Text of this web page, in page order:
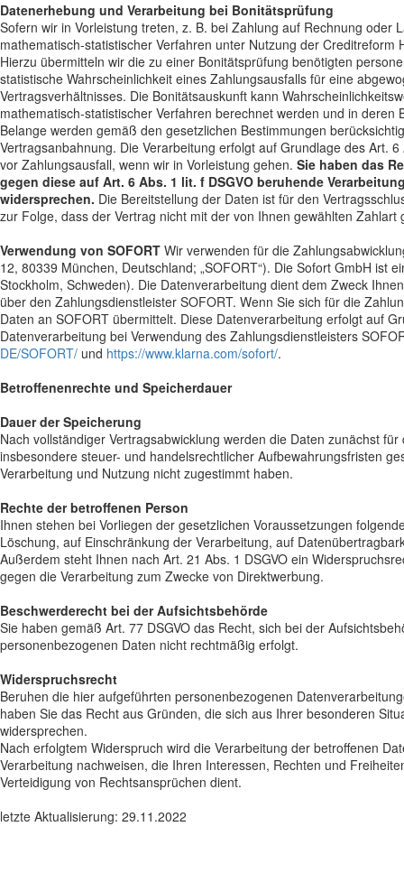
Datenerhebung und Verarbeitung bei Bonitätsprüfung
Sofern wir in Vorleistung treten, z. B. bei Zahlung auf Rechnung
mathematisch-statistischer Verfahren unter Nutzung der
Hierzu übermitteln wir die zu einer Bonitätsprüfung benötigten
statistische Wahrscheinlichkeit eines Zahlungsausfalls für eine
Vertragsverhältnisses. Die Bonitätsauskunft kann
mathematisch-statistischer Verfahren berechnet werden und in
Belange werden gemäß den gesetzlichen Bestimmungen
Vertragsanbahnung. Die Verarbeitung erfolgt auf Grundlage des Art.
vor Zahlungsausfall, wenn wir in Vorleistung gehen. Sie haben das
gegen diese auf Art. 6 Abs. 1 lit. f DSGVO beruhende
widersprechen. Die Bereitstellung der Daten ist für den
zur Folge, dass der Vertrag nicht mit der von Ihnen gewählten Zahlart
Verwendung von SOFORT Wir verwenden für die
12, 80339 München, Deutschland; „SOFORT“). Die Sofort GmbH ist
Stockholm, Schweden). Die Datenverarbeitung dient dem Zweck
über den Zahlungsdienstleister SOFORT. Wenn Sie sich für die
Daten an SOFORT übermittelt. Diese Datenverarbeitung erfolgt auf
Datenverarbeitung bei Verwendung des Zahlungsdienstleisters
DE/SOFORT/ und https://www.klarna.com/sofort/.
Betroffenenrechte und Speicherdauer
Dauer der Speicherung
Nach vollständiger Vertragsabwicklung werden die Daten zunächst
insbesondere steuer- und handelsrechtlicher Aufbewahrungsfristen
Verarbeitung und Nutzung nicht zugestimmt haben.
Rechte der betroffenen Person
Ihnen stehen bei Vorliegen der gesetzlichen Voraussetzungen
Löschung, auf Einschränkung der Verarbeitung, auf
Außerdem steht Ihnen nach Art. 21 Abs. 1 DSGVO ein
gegen die Verarbeitung zum Zwecke von Direktwerbung.
Beschwerderecht bei der Aufsichtsbehörde
Sie haben gemäß Art. 77 DSGVO das Recht, sich bei der
personenbezogenen Daten nicht rechtmäßig erfolgt.
Widerspruchsrecht
Beruhen die hier aufgeführten personenbezogenen
haben Sie das Recht aus Gründen, die sich aus Ihrer besonderen
widersprechen.
Nach erfolgtem Widerspruch wird die Verarbeitung der betroffenen
Verarbeitung nachweisen, die Ihren Interessen, Rechten und
Verteidigung von Rechtsansprüchen dient.
letzte Aktualisierung: 29.11.2022